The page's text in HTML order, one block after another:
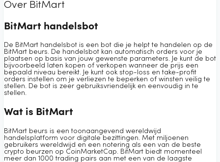
Over BitMart
BitMart handelsbot
De BitMart handelsbot is een bot die je helpt te handelen op de
BitMart beurs. De handelsbot kan automatisch orders voor je
plaatsen op basis van jouw gewenste parameters. Je kunt de bot
bijvoorbeeld laten kopen of verkopen wanneer de prijs een
bepaald niveau bereikt. Je kunt ook stop-loss en take-profit
orders instellen om je verliezen te beperken of winsten veilig te
stellen. De bot is zeer gebruiksvriendelijk en eenvoudig in te
stellen.
Wat is BitMart
BitMart beurs is een toonaangevend wereldwijd
handelsplatform voor digitale bezittingen. Met miljoenen
gebruikers wereldwijd en een notering als een van de beste
crypto beurzen op CoinMarketCap. BitMart biedt momenteel
meer dan 1000 trading pairs aan met een van de laagste